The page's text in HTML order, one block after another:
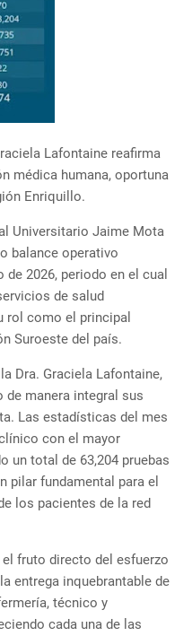
Lafontaine reafirma
médica humana, oportuna
Enriquillo.
Universitario Jaime Mota
balance operativo
2026, periodo en el cual
de salud
rol como el principal
Suroeste del país.
Dra. Graciela Lafontaine,
manera integral sus
Las estadísticas del mes
con el mayor
un total de 63,204 pruebas
pilar fundamental para el
los pacientes de la red
fruto directo del esfuerzo
entrega inquebrantable de
técnico y
cada una de las